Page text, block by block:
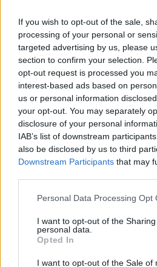
If you wish to opt-out of the sale,
processing of your personal or
targeted advertising by us, please
section to confirm your selection.
opt-out request is processed you
interest-based ads based on
us or personal information
your opt-out. You may separately
disclosure of your personal
IAB’s list of downstream
also be disclosed by us to third
Downstream Participants that may
Please note that this website/app
not limited to your visit or usage
grant or deny consent to Google
use your data for below specified
consent section.
Personal Data Processing Opt
I want to opt-out of the
personal data.
Opted In
I want to opt-out of the Sale of
közelében lévő
Látlelet a hazai
Egyetlen, fél
múlt Bicske
AJÁNLJUK MÉG